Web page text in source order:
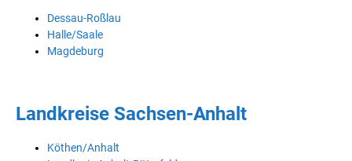
Dessau-Roßlau
Halle/Saale
Magdeburg
Landkreise Sachsen-Anhalt
Köthen/Anhalt